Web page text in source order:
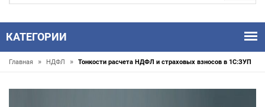
КАТЕГОРИИ
Главная » НДФЛ » Тонкости расчета НДФЛ и страховых взносов в 1С:ЗУП